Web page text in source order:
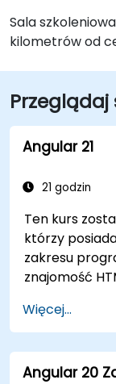
Sala
kilometrów od
Przeglądaj
Angular 21
21 godzin
Ten kurs
którzy
zakresu
znajomość
szczególnie
front-end
Więcej...
Angular 20